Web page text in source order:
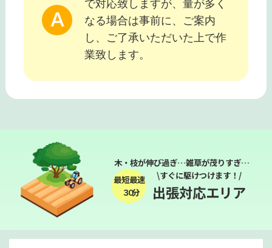
で対応致しますが、量が多く
なる場合は事前に、ご案内
し、ご了承いただいた上で作
業致します。
木・枝が伸び過ぎ…雑草が茂りすぎ…
最短最速
３０分
\すぐに駆けつけます！/
出張対応エリア